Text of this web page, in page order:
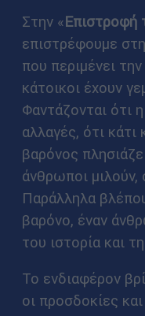
Στην «Επιστροφή
επιστρέφουμε
που περιμένει
κάτοικοι έχουν
Φαντάζονται ότι
αλλαγές, ότι
βαρόνος
άνθρωποι μιλούν,
Παράλληλα
βαρόνο, έναν
του ιστορία και
Το ενδιαφέρον
οι προσδοκίες